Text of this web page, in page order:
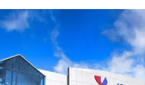
Video,
deja
daños